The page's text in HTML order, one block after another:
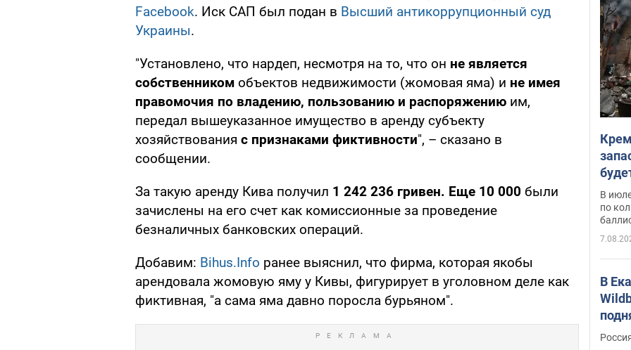
Facebook. Иск САП был подан в Высший антикоррупционный суд
Украины.
"Установлено, что нардеп, несмотря на то, что он не является
собственником объектов недвижимости (жомовая яма) и не имея
правомочия по владению, пользованию и распоряжению им,
передал вышеуказанное имущество в аренду субъекту
хозяйствования с признаками фиктивности", – сказано в
сообщении.
За такую аренду Кива получил 1 242 236 гривен. Еще 10 000 были
зачислены на его счет как комиссионные за проведение
безналичных банковских операций.
Добавим: Bihus.Info ранее выяснил, что фирма, которая якобы
арендовала жомовую яму у Кивы, фигурирует в уголовном деле как
фиктивная, "а сама яма давно поросла бурьяном".
В
по
В